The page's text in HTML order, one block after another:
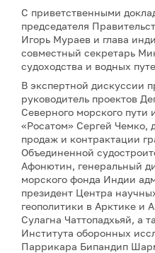
С приветственными
председателя
Игорь Мураев и глава
совместный секретарь
судоходства и водных
В экспертной дискуссии
руководитель проектов
Северного морского пути
«Росатом» Сергей Чемко,
продаж и контрактации
Объединенной
Афонютин, генеральный
морского фонда Индии
президент Центра
геополитики в Арктике и
Сулагна Чаттопадхьяй, а
Института оборонных
Паррикара Бипандип